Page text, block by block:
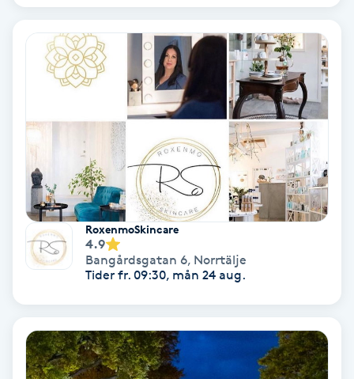
Kemisk peeling
Keratinbehandling
Kinesisk medicin
Kiropraktik
Klangmassage
Klippning
Klippning ungdom
RoxenmoSkincare
4.9
Bangårdsgatan 6, Norrtälje
Tider fr. 09:30, mån 24 aug.